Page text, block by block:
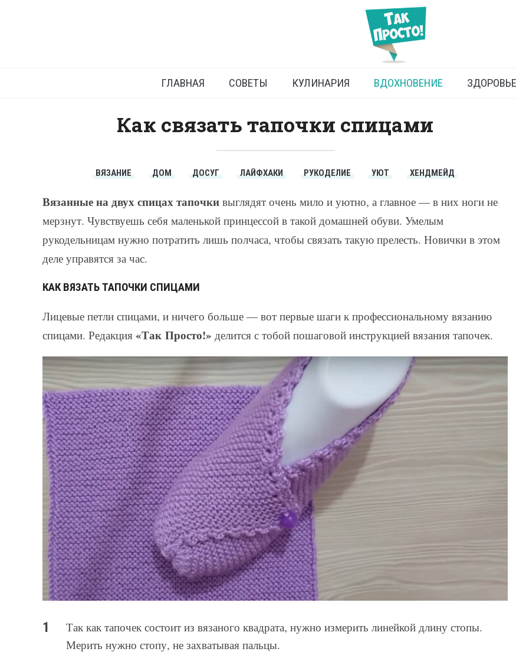
Как вязать тапочки спицами
ГЛАВНАЯ СОВЕТЫ КУЛИНАРИЯ ВДОХНОВЕНИЕ ЗДОРОВЬЕ
Как связать тапочки спицами
ВЯЗАНИЕ ДОМ ДОСУГ ЛАЙФХАКИ РУКОДЕЛИЕ УЮТ ХЕНДМЕЙД
Вязанные на двух спицах тапочки выглядят очень мило и уютно, а главное — в них ноги не
мерзнут. Чувствуешь себя маленькой принцессой в такой домашней обуви. Умелым
рукодельницам нужно потратить лишь полчаса, чтобы связать такую прелесть. Новички в этом
деле управятся за час.
КАК ВЯЗАТЬ ТАПОЧКИ СПИЦАМИ
Лицевые петли спицами, и ничего больше — вот первые шаги к профессиональному вязанию
спицами. Редакция «Так Просто!» делится с тобой пошаговой инструкцией вязания тапочек.
Так как тапочек состоит из вязаного квадрата, нужно измерить линейкой длину стопы.
Мерить нужно стопу, не захватывая пальцы.